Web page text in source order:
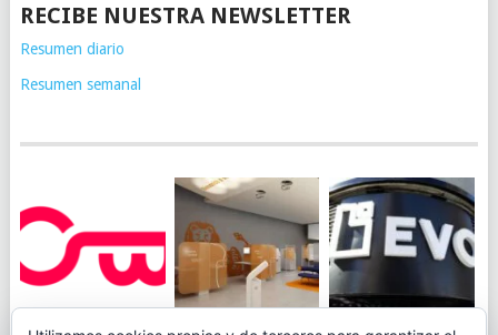
RECIBE NUESTRA NEWSLETTER
Resumen diario
Resumen semanal